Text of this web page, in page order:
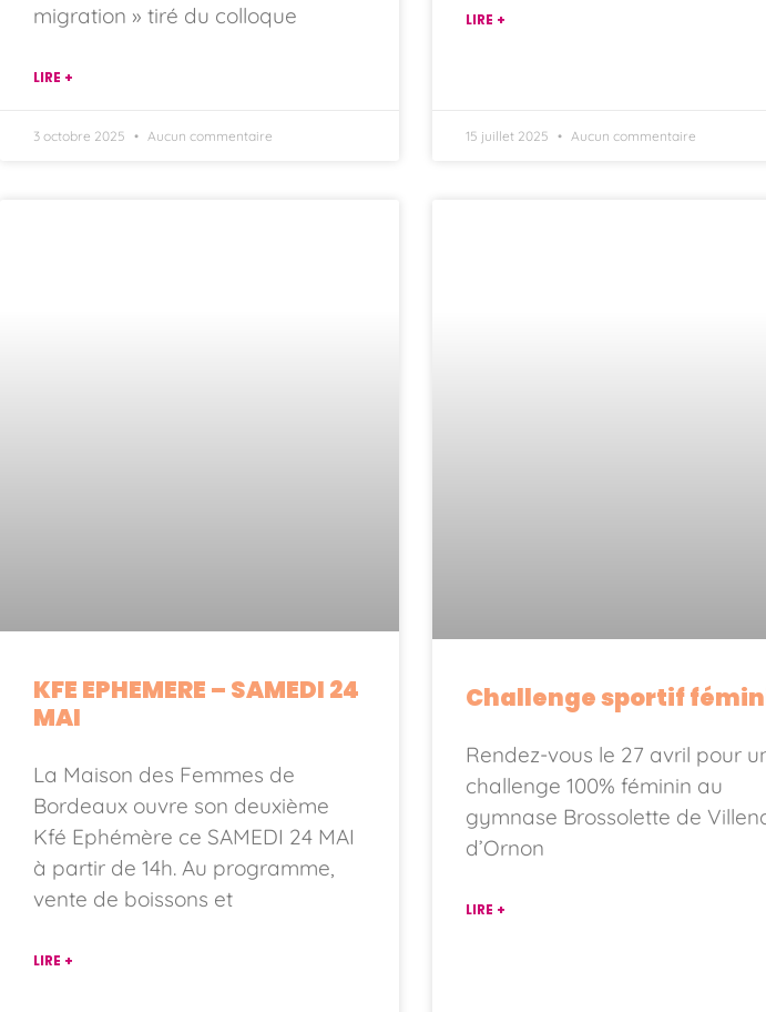
migration » tiré du colloque
LIRE +
3 octobre 2025 Aucun commentaire
LIRE +
15 juillet 2025 Aucun commentaire
KFE EPHEMERE – SAMEDI 24
MAI
La Maison des Femmes de
Bordeaux ouvre son deuxième
Kfé Ephémère ce SAMEDI 24 MAI
à partir de 14h. Au programme,
vente de boissons et
LIRE +
Challenge sportif
Rendez-vous le 27 avril pour
challenge 100% féminin au
gymnase Brossolette de
d’Ornon
LIRE +